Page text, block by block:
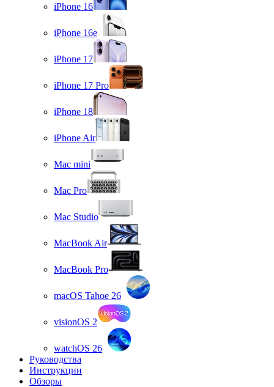
iPhone 16
iPhone 16e
iPhone 17
iPhone 17 Pro
iPhone 18
iPhone Air
Mac mini
Mac Pro
Mac Studio
MacBook Air
MacBook Pro
macOS Tahoe 26
visionOS 2
watchOS 26
Руководства
Инструкции
Обзоры